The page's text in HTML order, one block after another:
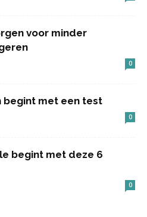
voor minder
0
begint met een test
0
begint met deze 6
0